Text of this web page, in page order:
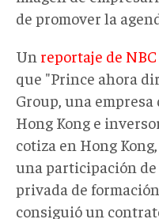
de promover la
Un reportaje de
que "Prince ahora
Group, una
Hong Kong e
cotiza en Hong
una participación de
privada de
consiguió un